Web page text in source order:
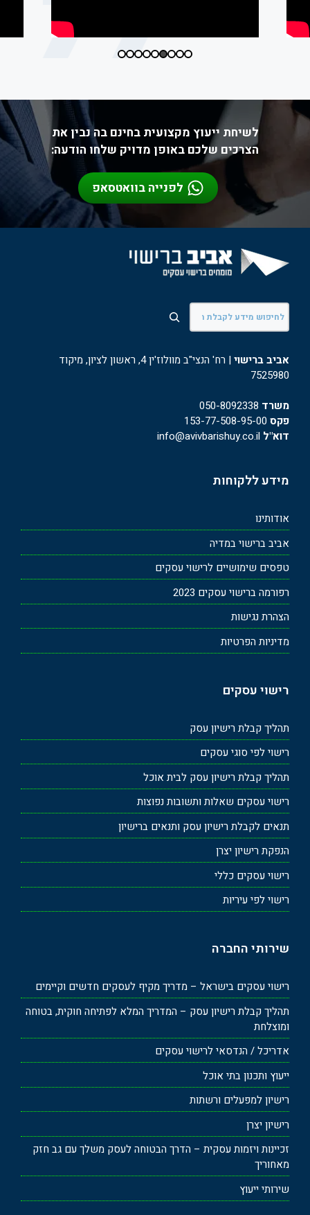
לשיחת ייעוץ מקצועית בחינם בה נבין את
הצרכים שלכם באופן מדויק שלחו הודעה:
לפנייה בוואטסאפ
חיפוש
אביב ברישוי
| רח' הנצי"ב מוולוז'ין 4, ראשון לציון, מיקוד
7525980
משרד 050-8092338
פקס
דוא"ל
מידע ללקוחות
אודותינו
אביב ברישוי במדיה
טפסים שימושיים לרישוי עסקים
רפורמה ברישוי עסקים 2023
הצהרת נגישות
מדיניות הפרטיות
רישוי עסקים
תהליך קבלת רישיון עסק
רישוי לפי סוגי עסקים
תהליך קבלת רישיון עסק לבית אוכל
רישוי עסקים שאלות ותשובות נפוצות
תנאים לקבלת רישיון עסק ותנאים ברישיון
הנפקת רישיון יצרן
רישוי עסקים כללי
רישוי לפי עיריות
שירותי החברה
רישוי עסקים בישראל – מדריך מקיף לעסקים חדשים וקיימים
תהליך קבלת רישיון עסק – המדריך המלא לפתיחה חוקית, בטוחה
ומוצלחת
אדריכל / הנדסאי לרישוי עסקים
ייעוץ ותכנון בתי אוכל
רישיון למפעלים ורשתות
רישיון יצרן
זכיינות ויזמות עסקית – הדרך הבטוחה לעסק משלך עם גב חזק
מאחוריך
שירותי ייעוץ